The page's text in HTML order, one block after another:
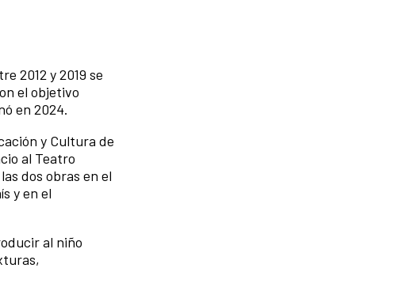
2012 y 2019 se
el objetivo
en 2024.
y Cultura de
al Teatro
dos obras en el
y en el
al niño